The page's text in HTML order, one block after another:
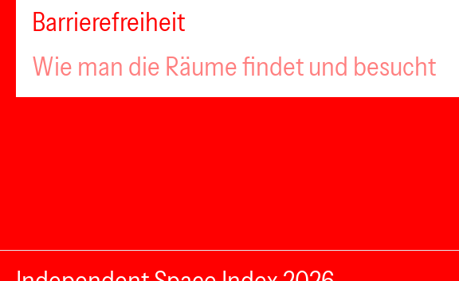
Barrierefreiheit
Wie man die Räume findet und besucht